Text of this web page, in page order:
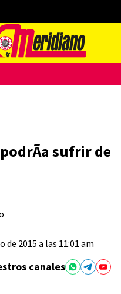
sufrir de
de 2015 a las 11:01 am
canales